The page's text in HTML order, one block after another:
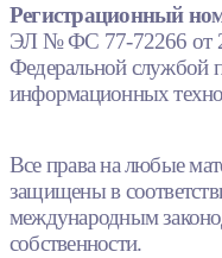
Регистрационный
ЭЛ № ФС 77-72266 от
Федеральной службой
информационных
Все права на любые
защищены в
международным
собственности.